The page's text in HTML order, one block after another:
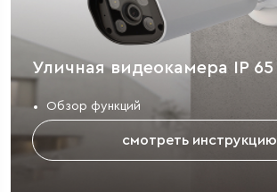
Уличная видеокамера IP 65
Обзор функций
смотреть инструкцию